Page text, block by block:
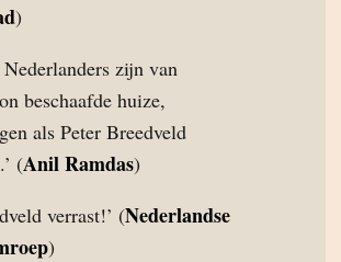
)
Nederlanders zijn van
beschaafde huize,
als Peter Breedveld
(Anil Ramdas)
verrast!’ (Nederlandse
)